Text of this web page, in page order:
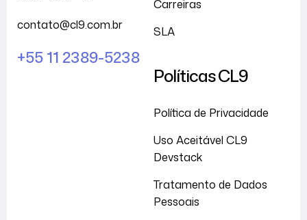
contato@cl9.com.br
+55 11 2389-5238
Carreiras
SLA
Políticas CL9
Política de Privacidade
Uso Aceitável CL9
Devstack
Tratamento de Dados
Pessoais